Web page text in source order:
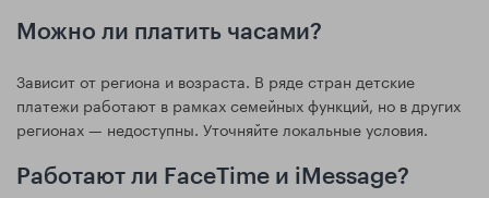
Можно ли платить часами?
Зависит от региона и возраста. В ряде стран детские
платежи работают в рамках семейных функций, но в других
регионах — недоступны. Уточняйте локальные условия.
Работают ли FaceTime и iMessage?